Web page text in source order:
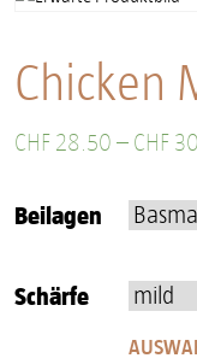
Chicken
CHF 28.50 – CHF
Beilagen
Schärfe